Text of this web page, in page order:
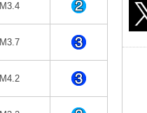
M3.4
M3.7
M4.2